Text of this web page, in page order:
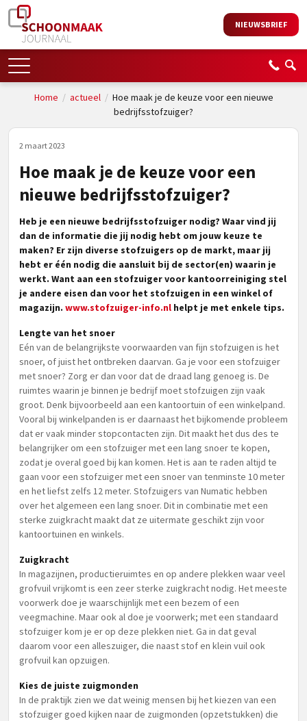
NIEUWSBRIEF
Home / actueel/ Hoe maak je de keuze voor een nieuwe
bedrijfsstofzuiger?
2 maart 2023
Hoe maak je de keuze voor een
nieuwe bedrijfsstofzuiger?
Heb je een nieuwe bedrijfsstofzuiger nodig? Waar vind jij
dan de informatie die jij nodig hebt om jouw keuze te
maken? Er zijn diverse stofzuigers op de markt, maar jij
hebt er één nodig die aansluit bij de sector(en) waarin je
werkt. Want aan een stofzuiger voor kantoorreiniging stel
je andere eisen dan voor het stofzuigen in een winkel of
magazijn. www.stofzuiger-info.nl helpt je met enkele tips.
Lengte van het snoer
Eén van de belangrijkste voorwaarden van fijn stofzuigen is het
snoer, of juist het ontbreken daarvan. Ga je voor een stofzuiger
met snoer? Zorg er dan voor dat de draad lang genoeg is. De
ruimtes waarin je binnen je bedrijf moet stofzuigen zijn vaak
groot. Denk bijvoorbeeld aan een kantoortuin of een winkelpand.
Vooral bij winkelpanden is er daarnaast het bijkomende probleem
dat er vaak minder stopcontacten zijn. Dit maakt het dus des te
belangrijker om een stofzuiger met een lang snoer te kopen,
zodat je overal goed bij kan komen. Het is aan te raden altijd te
gaan voor een stofzuiger met een snoer van tenminste 10 meter
en het liefst zelfs 12 meter. Stofzuigers van Numatic hebben
over het algemeen een lang snoer. Dit in combinatie met een
sterke zuigkracht maakt dat ze uitermate geschikt zijn voor
kantoortuinen en winkels.
Zuigkracht
In magazijnen, productieruimtes en op andere plekken waar veel
grofvuil vrijkomt is een zeer sterke zuigkracht nodig. Het meeste
voorwerk doe je waarschijnlijk met een bezem of een
veegmachine. Maar ook al doe je voorwerk; met een standaard
stofzuiger kom je er op deze plekken niet. Ga in dat geval
daarom voor een alleszuiger, die naast stof en klein vuil ook
grofvuil kan opzuigen.
Kies de juiste zuigmonden
In de praktijk zien we dat weinig mensen bij het kiezen van een
stofzuiger goed kijken naar de zuigmonden (opzetstukken) die